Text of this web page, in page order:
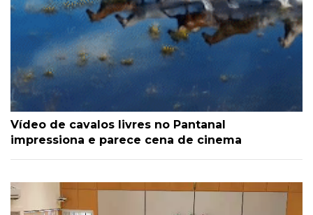
Vídeo de cavalos livres no Pantanal
impressiona e parece cena de cinema